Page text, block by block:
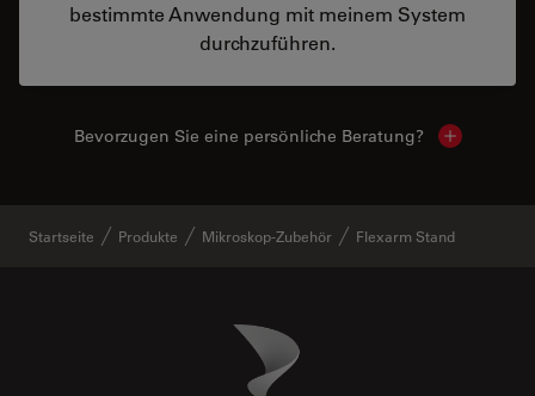
bestimmte Anwendung mit meinem System
durchzuführen.
Bevorzugen Sie eine persönliche Beratung? Show
Startseite Produkte Mikroskop-Zubehör Flexarm Stand
Danaher Logo